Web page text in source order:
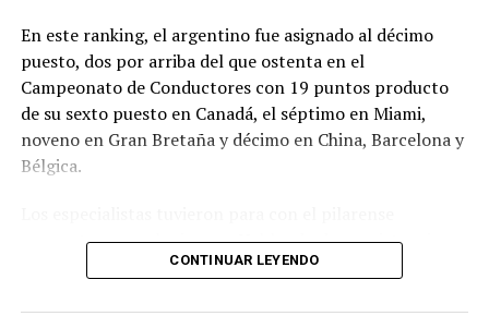
En este ranking, el argentino fue asignado al décimo
puesto, dos por arriba del que ostenta en el
Campeonato de Conductores con 19 puntos producto
de su sexto puesto en Canadá, el séptimo en Miami,
noveno en Gran Bretaña y décimo en China, Barcelona y
Bélgica.
conceptos muy elogiosos: «Hablando de consistencia,
este es un aspecto en el que Franco Colapinto ha
CONTINUAR LEYENDO